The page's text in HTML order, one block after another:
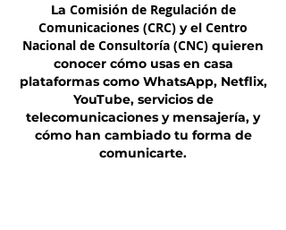
La Comisión de Regulación de
Comunicaciones (CRC) y el Centro
Nacional de Consultoría (CNC) quieren
conocer cómo usas en casa
plataformas como WhatsApp, Netflix,
YouTube, servicios de
telecomunicaciones y mensajería, y
cómo han cambiado tu forma de
comunicarte.